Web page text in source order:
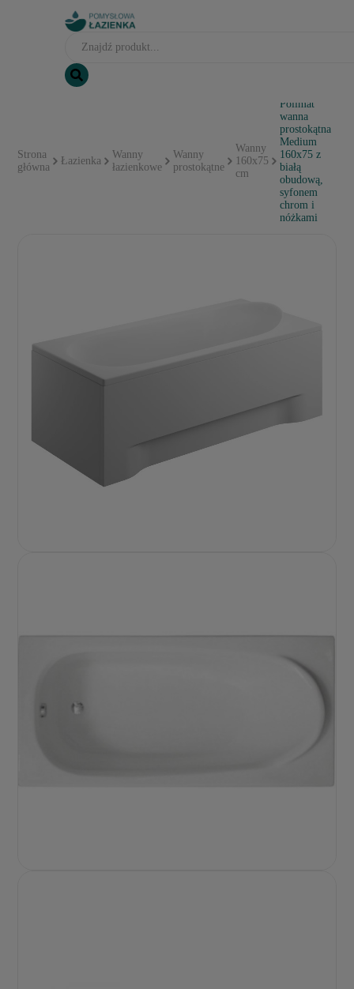
Strona
główna
Łazienka
Wanny
łazienkowe
Wanny
prostokątne
Wanny
160x75
cm
Polimat
wanna
prostokątna
Medium
160x75 z
białą
obudową,
syfonem
chrom i
nóżkami